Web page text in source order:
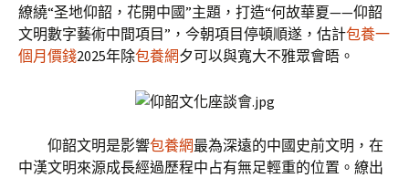
繚繞“圣地仰韶，花開中國”主題，打造“何故華夏——仰韶
文明數字藝術中間項目”，今朝項目停頓順遂，估計包養一
個月價錢2025年除包養網夕可以與寬大不雅眾會晤。
仰韶文明是影響包養網最為深遠的中國史前文明，在
中漢文明來源成長經過歷程中占有無足輕重的位置。繚出